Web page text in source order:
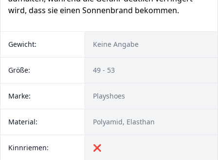
wird, dass sie einen Sonnenbrand bekommen.
Gewicht: Keine Angabe
Größe: 49 - 53
Marke: Playshoes
Material: Polyamid, Elasthan
Kinnriemen: ❌